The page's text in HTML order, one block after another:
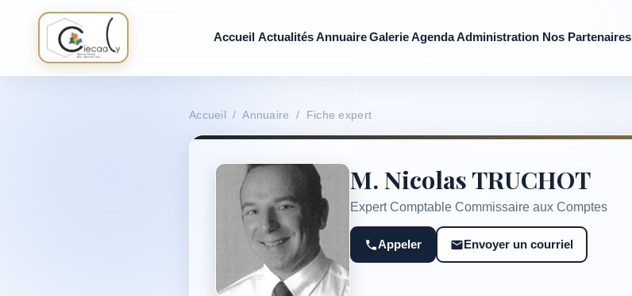
Accueil Actualités AnnuaireGalerieAgendaAdministration Nos Partenaires
Accueil / Annuaire / Fiche expert
M. Nicolas TRUCHOT
Expert Comptable Commissaire aux Comptes
Appeler Envoyer un courriel